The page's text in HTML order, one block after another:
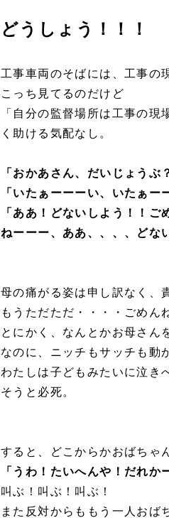
どう しょう！！！
工事車両のそばには、工事の
こっち見てるのだけど
「自分の監督場所は工事の
く助ける気配なし。
「おかあさん、だいじょうぶ
「いたぁーーーい、いたぁー
「ああ！どないしよう！！
ねーーー、ああ、、、、どな
母の痛がる姿は申し訳なく、
もうただただ・・・・ごめん
とにかく、なんとかお母さん
なのに、ニッチもサッチも動
わたしは子どもみたいに泣き
そうと必死。
すると、どこからかおばちゃ
「うわ！たいへんや！だれか
叫ぶ！叫ぶ！叫ぶ！
また反対からももう一人おば